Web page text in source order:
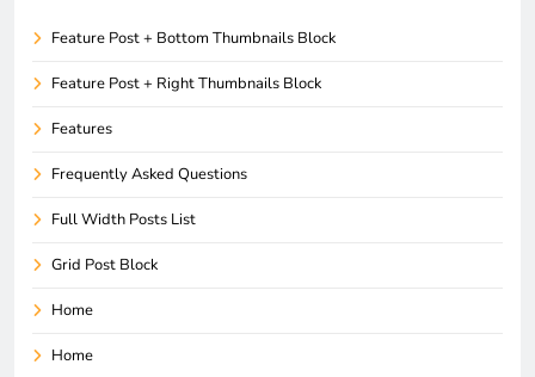
Feature Post + Bottom Thumbnails Block
Feature Post + Right Thumbnails Block
Features
Frequently Asked Questions
Full Width Posts List
Grid Post Block
Home
Home